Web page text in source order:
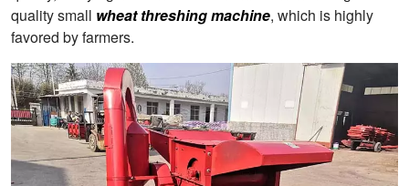
quality small wheat threshing machine, which is highly
favored by farmers.